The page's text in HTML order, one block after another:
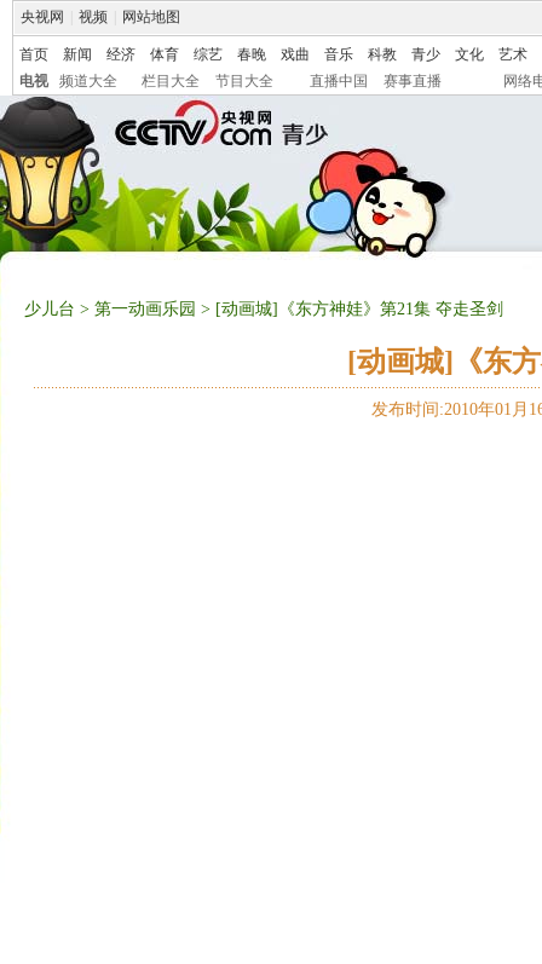
央视网 视频 网站地图
首页 新闻 经济 体育 综艺 春晚 戏曲 音乐 科教 青少 文化
艺术
电视
频道大全 栏目大全 节目大全 直播中国 赛事直播 网络
少儿台 > 第一动画乐园 > [动画城]《东方神娃》第21集 夺走圣剑
[动画城]《东
发布时间:2010年01月